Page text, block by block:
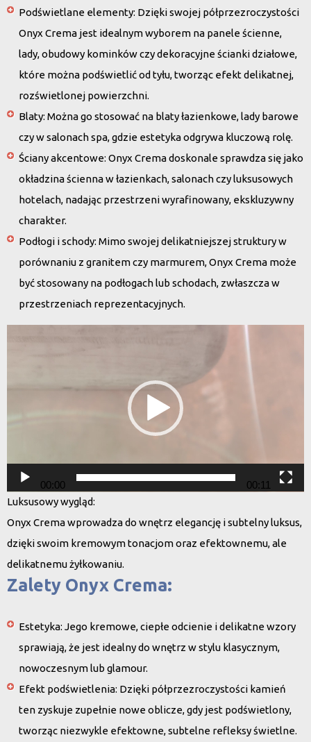
Podświetlane elementy: Dzięki swojej półprzezroczystości
Onyx Crema jest idealnym wyborem na panele ścienne,
lady, obudowy kominków czy dekoracyjne ścianki działowe,
które można podświetlić od tyłu, tworząc efekt delikatnej,
rozświetlonej powierzchni.
Blaty: Można go stosować na blaty łazienkowe, lady barowe
czy w salonach spa, gdzie estetyka odgrywa kluczową rolę.
Ściany akcentowe: Onyx Crema doskonale sprawdza się jako
okładzina ścienna w łazienkach, salonach czy luksusowych
hotelach, nadając przestrzeni wyrafinowany, ekskluzywny
charakter.
Podłogi i schody: Mimo swojej delikatniejszej struktury w
porównaniu z granitem czy marmurem, Onyx Crema może
być stosowany na podłogach lub schodach, zwłaszcza w
przestrzeniach reprezentacyjnych.
00:00
00:11
Luksusowy wygląd:
Onyx Crema wprowadza do wnętrz elegancję i subtelny luksus,
dzięki swoim kremowym tonacjom oraz efektownemu, ale
delikatnemu żyłkowaniu.
Zalety Onyx Crema:
Estetyka: Jego kremowe, ciepłe odcienie i delikatne wzory
sprawiają, że jest idealny do wnętrz w stylu klasycznym,
nowoczesnym lub glamour.
Efekt podświetlenia: Dzięki półprzezroczystości kamień
ten zyskuje zupełnie nowe oblicze, gdy jest podświetlony,
tworząc niezwykle efektowne, subtelne refleksy świetlne.